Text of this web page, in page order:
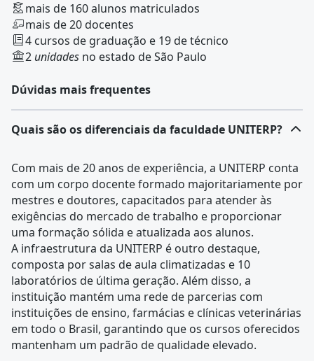
mais de 160 alunos matriculados
mais de 20 docentes
4 cursos de graduação e 19 de técnico
2 unidades no estado de São Paulo
Dúvidas mais frequentes
Quais são os diferenciais da faculdade UNITERP?
Com mais de 20 anos de experiência, a UNITERP conta
com um corpo docente formado majoritariamente por
mestres e doutores, capacitados para atender às
exigências do mercado de trabalho e proporcionar
uma formação sólida e atualizada aos alunos.
A infraestrutura da UNITERP é outro destaque,
composta por salas de aula climatizadas e 10
laboratórios de última geração. Além disso, a
instituição mantém uma rede de parcerias com
instituições de ensino, farmácias e clínicas veterinárias
em todo o Brasil, garantindo que os cursos oferecidos
mantenham um padrão de qualidade elevado.